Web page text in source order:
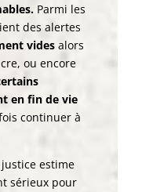
Parmi les
des alertes
videsalors
ou encore
en fin de vie
continuer à
estime
sérieux pour